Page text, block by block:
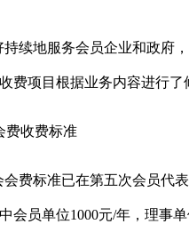
持续地服务会员企业和政府，
费项目 根据业务内容进行了
费收费标准
会费标准已在第五次会员代
会员单位1000元/年，理事单